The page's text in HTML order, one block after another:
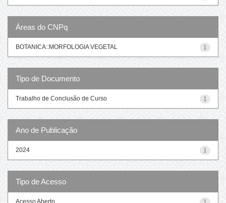
Áreas do CNPq
1
BOTANICA::MORFOLOGIA VEGETAL
Tipo de Documento
1
Trabalho de Conclusão de Curso
Ano de Publicação
1
2024
Tipo de Acesso
Acesso Aberto